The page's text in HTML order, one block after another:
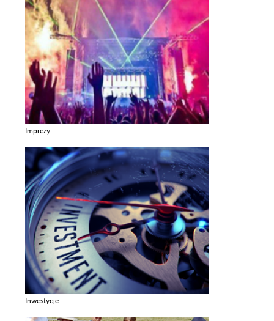
Imprezy
Inwestycje